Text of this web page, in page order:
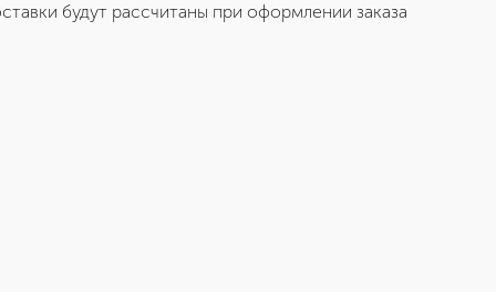
будут рассчитаны при оформлении заказа